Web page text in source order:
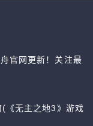
官网更新！关注最
《无主之地3》游戏